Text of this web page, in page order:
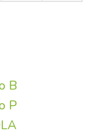
B
P